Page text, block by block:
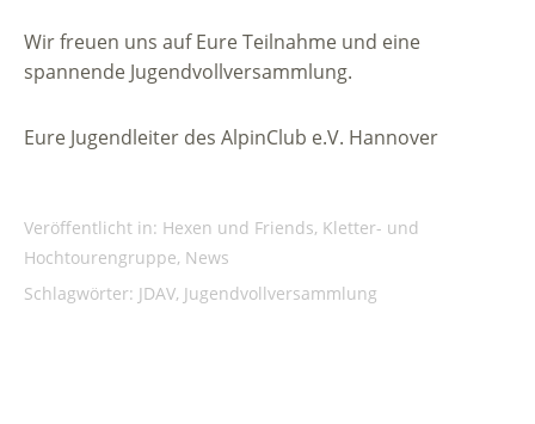
Wir freuen uns auf Eure Teilnahme und eine
spannende Jugendvollversammlung.
Eure Jugendleiter des AlpinClub e.V. Hannover
Veröffentlicht in: Hexen und Friends, Kletter- und
Hochtourengruppe, News
Schlagwörter: JDAV, Jugendvollversammlung